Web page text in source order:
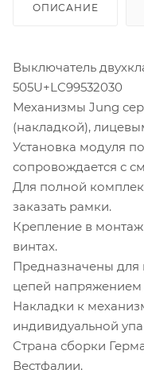
ОПИСАНИЕ
Выключатель
505U+LC99532030
Механизмы Jung
(накладкой),
Установка модуля
сопровождается с
Для полной
заказать рамки.
Крепление в
винтах.
Предназначены для
цепей напряжением
Накладки к
индивидуальной
Страна сборки
Вестфалии.